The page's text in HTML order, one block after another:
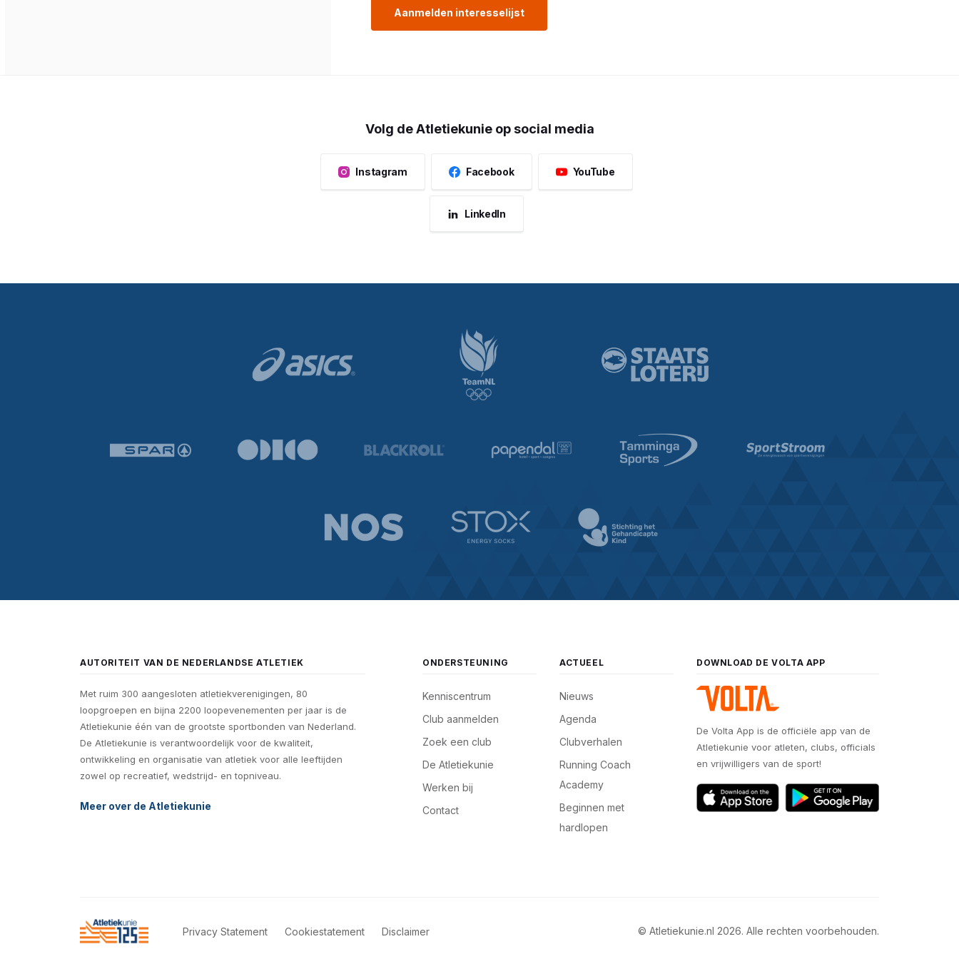
biomechanica en anatomie vereist. Daarom moeten alle cursisten een kennistoets over deze
Aanmelden interesselijst
Volg de Atletiekunie op social media
Instagram Facebook YouTube
LinkedIn
AUTORITEIT VAN DE NEDERLANDSE ATLETIEK
Met ruim 300 aangesloten atletiekverenigingen, 80
loopgroepen en bijna 2200 loopevenementen per jaar is de
Atletiekunie één van de grootste sportbonden van Nederland.
De Atletiekunie is verantwoordelijk voor de kwaliteit,
ontwikkeling en organisatie van atletiek voor alle leeftijden
zowel op recreatief, wedstrijd- en topniveau.
Meer over de Atletiekunie
ONDERSTEUNING
Kenniscentrum
Club aanmelden
Zoek een club
De Atletiekunie
Werken bij
Contact
ACTUEEL
Nieuws
Agenda
Clubverhalen
Running Coach
Academy
Beginnen met
hardlopen
DOWNLOAD DE VOLTA APP
De Volta App is de officiële app van de
Atletiekunie voor atleten, clubs, officials
en vrijwilligers van de sport!
Privacy Statement Cookiestatement Disclaimer © Atletiekunie.nl 2026. Alle rechten voorbehouden.